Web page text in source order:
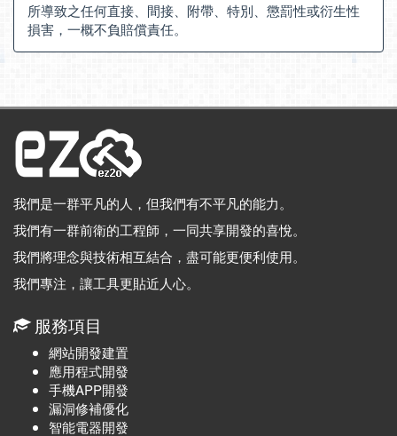
所導致之任何直接、間接、附帶、特別、懲罰性或衍生性
損害，一概不負賠償責任。
我們是一群平凡的人，但我們有不平凡的能力。
我們有一群前衛的工程師，一同共享開發的喜悅。
我們將理念與技術相互結合，盡可能更便利使用。
我們專注，讓工具更貼近人心。
服務項目
網站開發建置
應用程式開發
手機APP開發
漏洞修補優化
智能電器開發